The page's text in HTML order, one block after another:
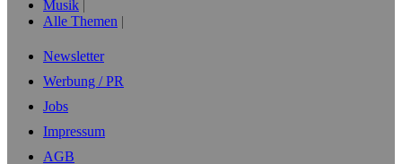
Musik
Alle Themen
Newsletter
Werbung / PR
Jobs
Impressum
AGB